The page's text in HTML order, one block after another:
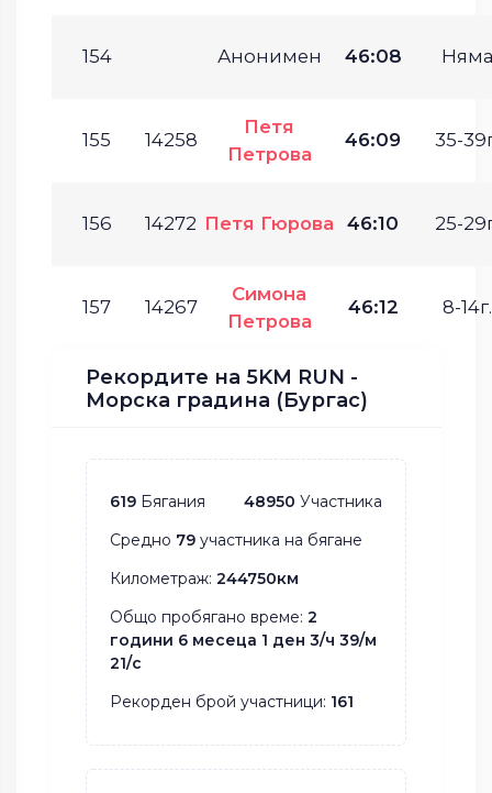
154 Анонимен 46:08 Няма
155 14258
Петя
Петрова
46:09 35-
156 14272 Петя Гюрова 46:10 25-
157 14267
Симона
Петрова
46:12 8-14г.
Рекордите на 5KM RUN -
Морска градина (Бургас)
619 Бягания 48950 Участника
Средно 79 участника на бягане
Километраж: 244750км
Общо пробягано време: 2
години 6 месеца 1 ден 3/ч 39/м
21/с
Рекорден брой участници: 161